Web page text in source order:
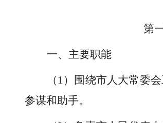
第
一、 主要职能
（ 1）
围绕市人大常委
参谋和助手。